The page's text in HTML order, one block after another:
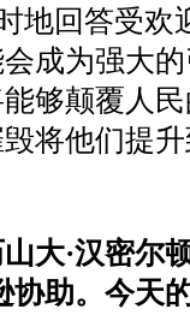
地回答受欢
成为强大
够颠覆人
将他们提
大·汉密尔
协助。今天